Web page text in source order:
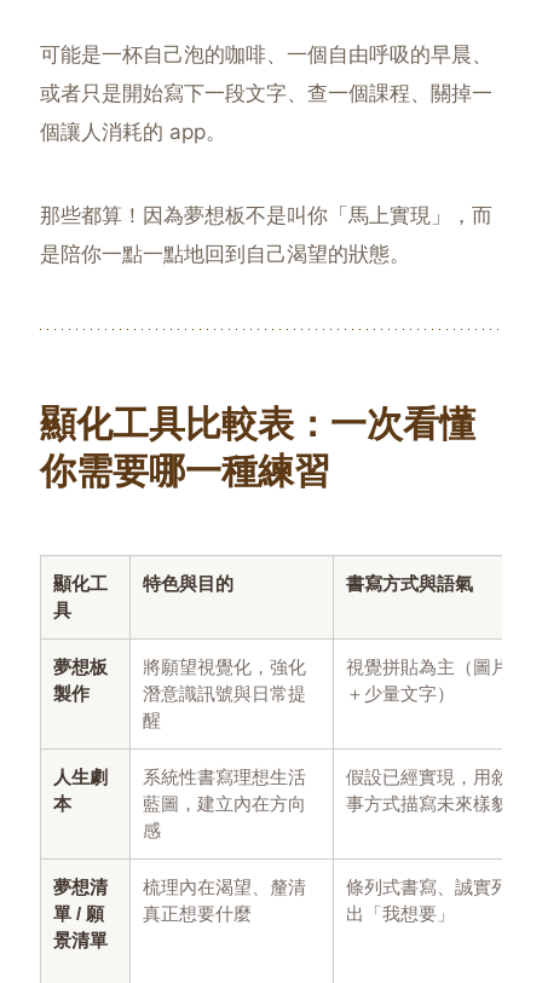
可能是一杯自己泡的咖啡、一個自由呼吸的早晨、
或者只是開始寫下一段文字、查一個課程、關掉一
個讓人消耗的 app。
那些都算！因為夢想板不是叫你「馬上實現」，而
是陪你一點一點地回到自己渴望的狀態。
顯化工具比較表：一次看懂
你需要哪一種練習
顯化工
具
特色與目的 書寫方式與語氣
夢想板
製作
將願望視覺化，強化
潛意識訊號與日常提
醒
視覺拼貼為主（圖片
＋少量文字）
人生劇
本
系統性書寫理想生活
藍圖，建立內在方向
感
假設已經實現，用敘
事方式描寫未來樣貌
夢想清
單 / 願
景清單
梳理內在渴望、釐清
真正想要什麼
條列式書寫、誠實列
出「我想要」